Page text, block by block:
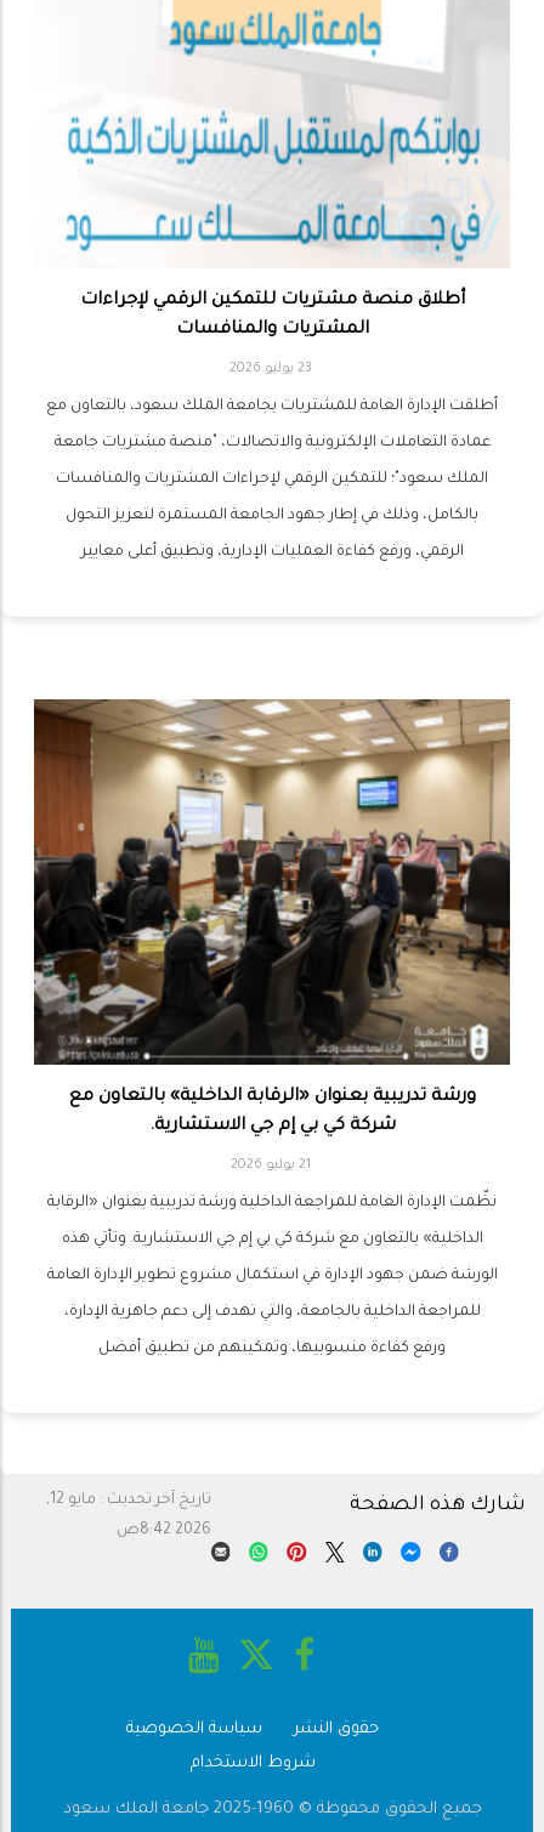
أطلاق منصة مشتريات للتمكين الرقمي لإجراءات
المشتريات والمنافسات
23 يوليو 2026
أطلقت الإدارة العامة للمشتريات بجامعة الملك سعود، بالتعاون مع
عمادة التعاملات الإلكترونية والاتصالات، "منصة مشتريات جامعة
الملك سعود"؛ للتمكين الرقمي لإجراءات المشتريات والمنافسات
بالكامل، وذلك في إطار جهود الجامعة المستمرة لتعزيز التحول
الرقمي، ورفع كفاءة العمليات الإدارية، وتطبيق أعلى معايير
ورشة تدريبية بعنوان «الرقابة الداخلية» بالتعاون مع
شركة كي بي إم جي الاستشارية.
21 يوليو 2026
نظّمت الإدارة العامة للمراجعة الداخلية ورشة تدريبية بعنوان «الرقابة
الداخلية» بالتعاون مع شركة كي بي إم جي الاستشارية. وتأتي هذه
الورشة ضمن جهود الإدارة في استكمال مشروع تطوير الإدارة العامة
للمراجعة الداخلية بالجامعة، والتي تهدف إلى دعم جاهزية الإدارة،
ورفع كفاءة منسوبيها، وتمكينهم من تطبيق أفضل
تاريخ آخر تحديث :
مايو 12,
2026 8:42ص
شارك هذه الصفحة
حقوق النشر
سياسة الخصوصية
شروط الاستخدام
جميع الحقوق محفوظة © 1960-2025 جامعة الملك سعود